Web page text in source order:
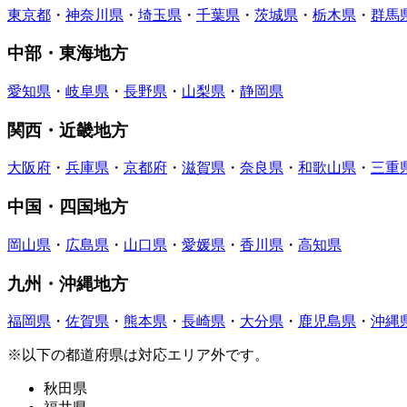
東京都 ・ 神奈川県 ・ 埼玉県 ・ 千葉県 ・ 茨城県 ・ 栃木県 ・ 群馬
中部・東海地方
愛知県 ・ 岐阜県 ・ 長野県 ・ 山梨県 ・ 静岡県
関西・近畿地方
大阪府 ・ 兵庫県 ・ 京都府 ・ 滋賀県 ・ 奈良県 ・ 和歌山県 ・ 三重
中国・四国地方
岡山県 ・ 広島県 ・ 山口県 ・ 愛媛県 ・ 香川県 ・ 高知県
九州・沖縄地方
福岡県 ・ 佐賀県 ・ 熊本県 ・ 長崎県 ・ 大分県 ・ 鹿児島県 ・ 沖縄
※以下の都道府県は対応エリア外です。
秋田県